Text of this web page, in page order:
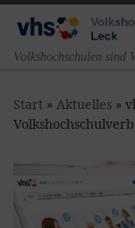
Zum Inhalt
Volkshochschulen sind
Start » Aktuelles »